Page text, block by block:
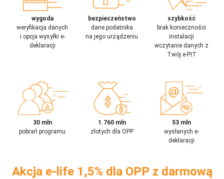
wygoda
weryfikacja danych
i opcja wysyłki e-
deklaracji
bezpieczeństwo
dane podatnika
na jego urządzeniu
szybkość
brak konieczności
instalacji
wczytanie danych z
Twój e-PIT
30 mln
pobrań programu
1.760 mln
złotych dla OPP
53 mln
wysłanych e-
deklaracji
Akcja e-life 1,5% dla OPP z darmową